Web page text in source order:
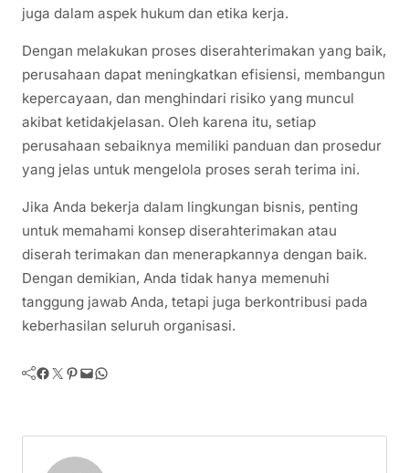
juga dalam aspek hukum dan etika kerja.
Dengan melakukan proses diserahterimakan yang baik,
perusahaan dapat meningkatkan efisiensi, membangun
kepercayaan, dan menghindari risiko yang muncul
akibat ketidakjelasan. Oleh karena itu, setiap
perusahaan sebaiknya memiliki panduan dan prosedur
yang jelas untuk mengelola proses serah terima ini.
Jika Anda bekerja dalam lingkungan bisnis, penting
untuk memahami konsep diserahterimakan atau
diserah terimakan dan menerapkannya dengan baik.
Dengan demikian, Anda tidak hanya memenuhi
tanggung jawab Anda, tetapi juga berkontribusi pada
keberhasilan seluruh organisasi.
Facebook Twitter Pinterest Mail WhatsApp